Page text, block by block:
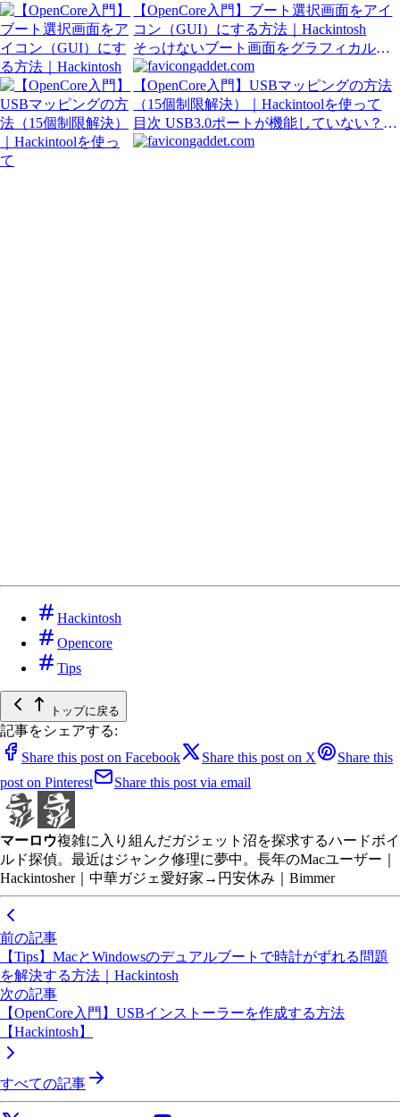
でお…
【OpenCore入門】ブート選択画面をアイ
コン（GUI）にする方法｜Hackintosh
そっけないブート画面をグラフィカルに
してみよう CaseMODしたPowerMac i7に
最新ブートローダーOpenCore0.6.6で
Hackintoshを楽…
gaddet.com
【OpenCore入門】USBマッピングの方法
（15個制限解決）｜Hackintoolを使って
目次 USB3.0ポートが機能していない？
CaseMODしたPowerMac i7に最新ブートロ
gaddet.com
Hackintosh
Opencore
Tips
トップに戻る
記事をシェアする:
Share this post on Facebook
Share this post on X
Share this
post on Pinterest
Share this post via email
マーロウ複雑に入り組んだガジェット沼を探求するハードボイ
ルド探偵。最近はジャンク修理に夢中。長年のMacユーザー｜
Hackintosher｜中華ガジェ愛好家→円安休み｜Bimmer
前の記事
【Tips】MacとWindowsのデュアルブートで時計がずれる問題
を解決する方法｜Hackintosh
次の記事
【OpenCore入門】USBインストーラーを作成する方法
【Hackintosh】
すべての記事